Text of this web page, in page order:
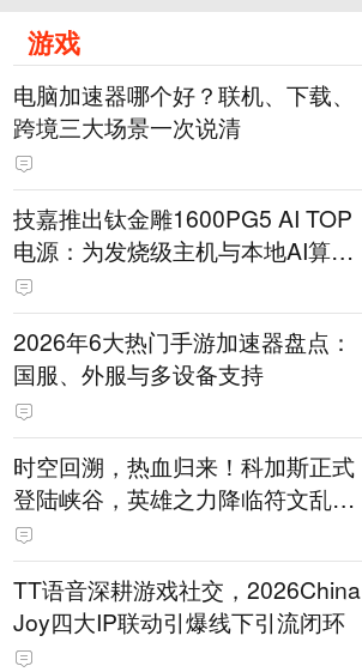
游戏
电脑加速器哪个好？联机、下载、
跨境三大场景一次说清
技嘉推出钛金雕1600PG5 AI TOP
电源：为发烧级主机与本地AI算力
打造旗舰供电方案
2026年6大热门手游加速器盘点：
国服、外服与多设备支持
时空回溯，热血归来！科加斯正式
登陆峡谷，英雄之力降临符文乱
斗！
TT语音深耕游戏社交，2026China
Joy四大IP联动引爆线下引流闭环